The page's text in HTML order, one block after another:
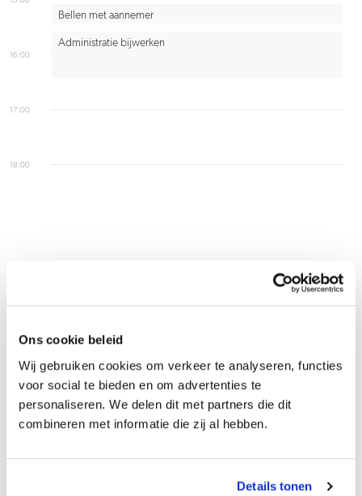
Ons cookie beleid
Wij gebruiken cookies om verkeer te analyseren, functies
voor social te bieden en om advertenties te
personaliseren. We delen dit met partners die dit
combineren met informatie die zij al hebben.
Details tonen
16:00
17:00
18:00
Bellen met aannemer
Administratie bijwerken
praktijk
Je krijgt telefonisch de mededeling dat de
benodigde dakbedekking niet leverbaar is, maar
dit materiaal is noodzakelijk om de planning te